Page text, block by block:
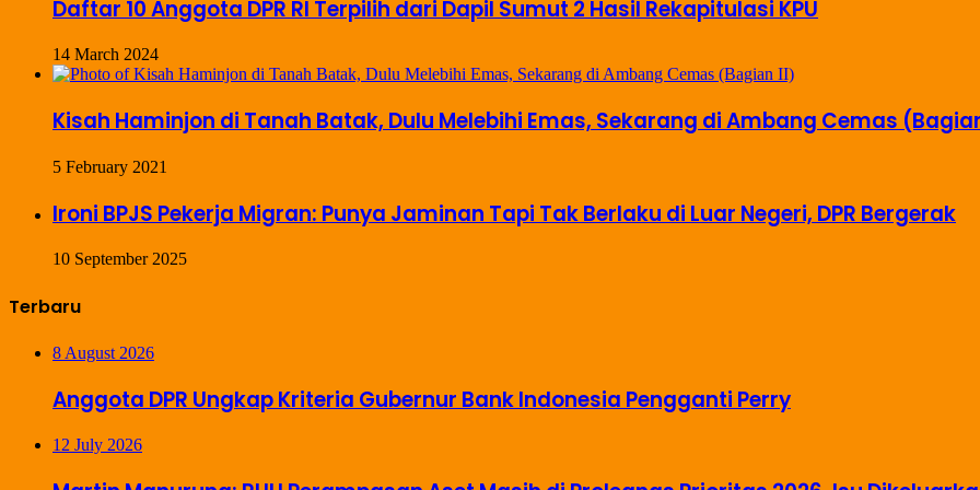
Daftar 10 Anggota DPR RI Terpilih dari Dapil Sumut 2 Hasil Rekapitulasi KPU
14 March 2024
Kisah Haminjon di Tanah Batak, Dulu Melebihi Emas, Sekarang di Ambang Cemas
5 February 2021
Ironi BPJS Pekerja Migran: Punya Jaminan Tapi Tak Berlaku di Luar Negeri, DPR Bergerak
10 September 2025
Terbaru
8 August 2026
Anggota DPR Ungkap Kriteria Gubernur Bank Indonesia Pengganti Perry
12 July 2026